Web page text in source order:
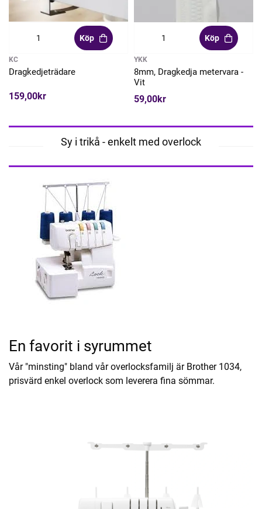
Köp
KC
Dragkedjeträdare
159,00kr
Köp
YKK
8mm, Dragkedja metervara -
Vit
59,00kr
Sy i trikå - enkelt med overlock
En favorit i syrummet
Vår "minsting" bland vår overlocksfamilj är Brother 1034,
prisvärd enkel overlock som leverera fina sömmar.